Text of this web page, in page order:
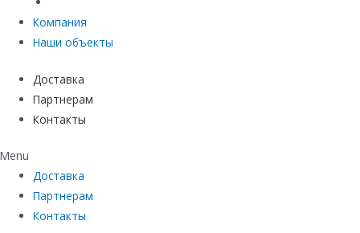
Компания
Наши объекты
Доставка
Партнерам
Контакты
Menu
Доставка
Партнерам
Контакты